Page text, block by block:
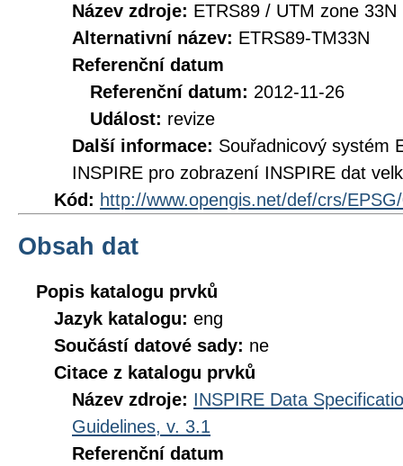
Název zdroje: ETRS89 / UTM zone 33N
Alternativní název: ETRS89-TM33N
Referenční datum
Referenční datum: 2012-11-26
Událost: revize
Další informace: Souřadnicový systém
INSPIRE pro zobrazení INSPIRE dat
Kód: http://www.opengis.net/def/crs/
Obsah dat
Popis katalogu prvků
Jazyk katalogu: eng
Součástí datové sady: ne
Citace z katalogu prvků
Název zdroje: INSPIRE Data
Guidelines, v. 3.1
Referenční datum